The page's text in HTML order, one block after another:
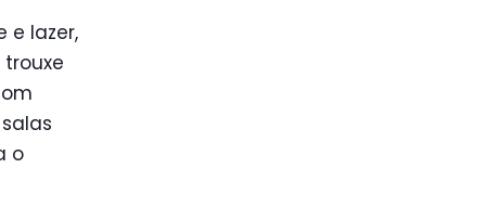
e lazer,
trouxe
o